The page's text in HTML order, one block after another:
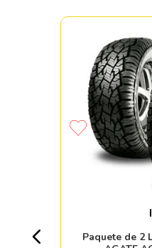
Paquete de 2